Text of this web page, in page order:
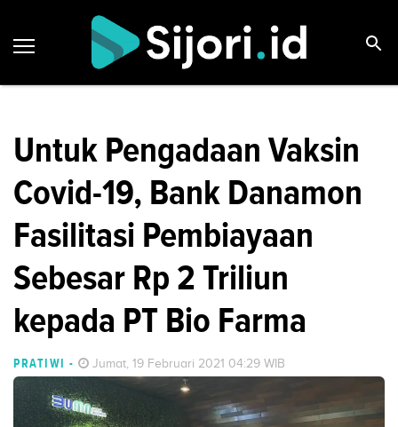
Untuk Pengadaan Vaksin
Covid-19, Bank Danamon
Fasilitasi Pembiayaan
Sebesar Rp 2 Triliun
kepada PT Bio Farma
PRATIWI - Jumat, 19 Februari 2021 04:29 WIB